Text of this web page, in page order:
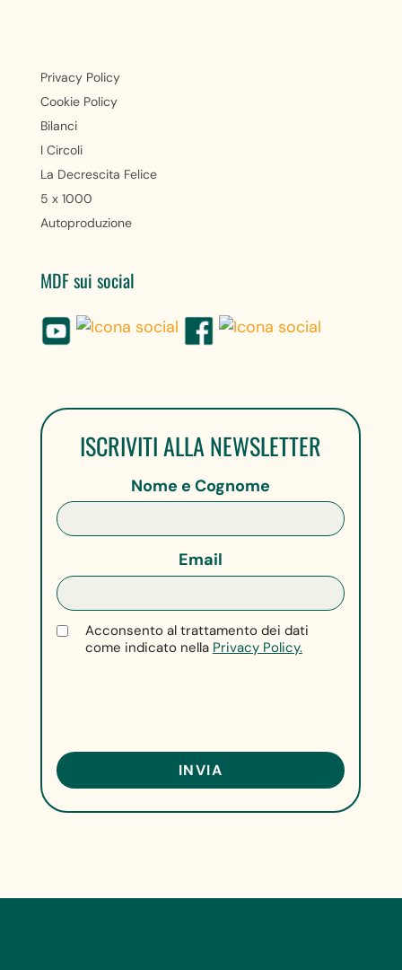
Privacy Policy
Cookie Policy
Bilanci
I Circoli
La Decrescita Felice
5 x 1000
Autoproduzione
MDF sui social
ISCRIVITI ALLA NEWSLETTER
Nome e Cognome
Email
Acconsento al trattamento dei dati
come indicato nella Privacy Policy.